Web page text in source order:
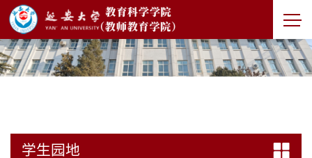
学生园地